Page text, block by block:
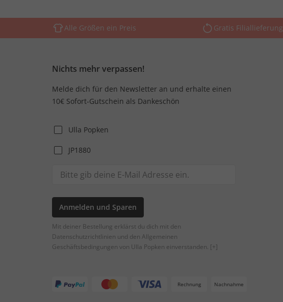
Alle Größen ein Preis Gratis Filiallieferung
Nichts mehr verpassen!
Melde dich für den Newsletter an und erhalte einen
10€ Sofort-Gutschein als Dankeschön
Ulla Popken
JP1880
Anmelden und Sparen
Mit deiner Bestellung erklärst du dich mit den
Datenschutzrichtlinien und den Allgemeinen
Geschäftsbedingungen von Ulla Popken einverstanden. [+]
Rechnung Nachnahme